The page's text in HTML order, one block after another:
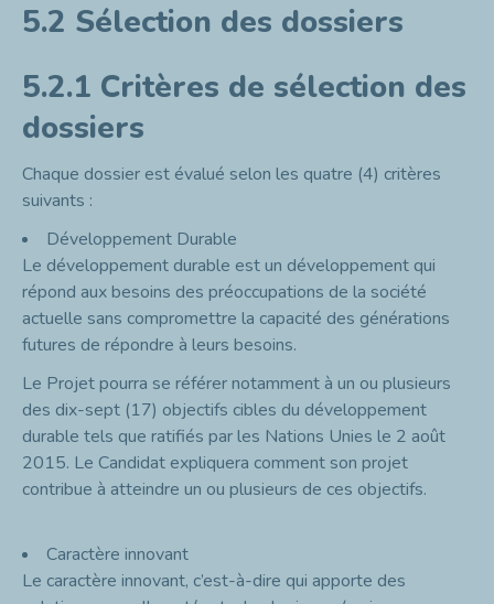
5.2 Sélection des dossiers
5.2.1 Critères de sélection des
dossiers
Chaque dossier est évalué selon les quatre (4) critères
suivants :
Développement Durable
Le développement durable est un développement qui
répond aux besoins des préoccupations de la société
actuelle sans compromettre la capacité des générations
futures de répondre à leurs besoins.
Le Projet pourra se référer notamment à un ou plusieurs
des dix-sept (17) objectifs cibles du développement
durable tels que ratifiés par les Nations Unies le 2 août
2015. Le Candidat expliquera comment son projet
contribue à atteindre un ou plusieurs de ces objectifs.
Caractère innovant
Le caractère innovant, c’est-à-dire qui apporte des